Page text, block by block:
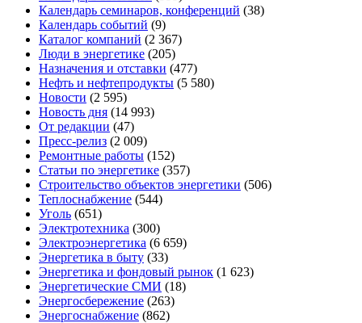
Календарь семинаров, конференций (38)
Календарь событий (9)
Каталог компаний (2 367)
Люди в энергетике (205)
Назначения и отставки (477)
Нефть и нефтепродукты (5 580)
Новости (2 595)
Новость дня (14 993)
От редакции (47)
Пресс-релиз (2 009)
Ремонтные работы (152)
Статьи по энергетике (357)
Строительство объектов энергетики (506)
Теплоснабжение (544)
Уголь (651)
Электротехника (300)
Электроэнергетика (6 659)
Энергетика в быту (33)
Энергетика и фондовый рынок (1 623)
Энергетические СМИ (18)
Энергосбережение (263)
Энергоснабжение (862)